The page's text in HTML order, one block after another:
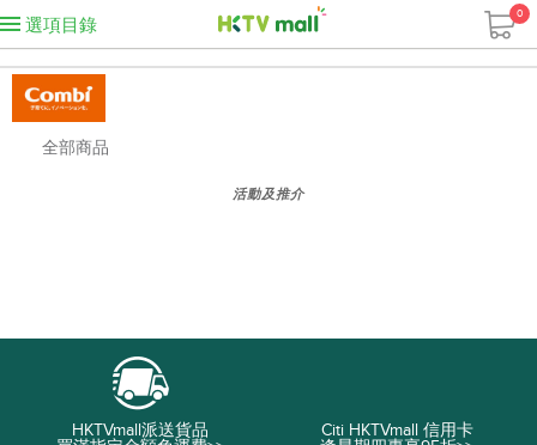
選項目錄
0
全部商品
活動及推介
HKTVmall派送貨品
Citi HKTVmall 信用卡